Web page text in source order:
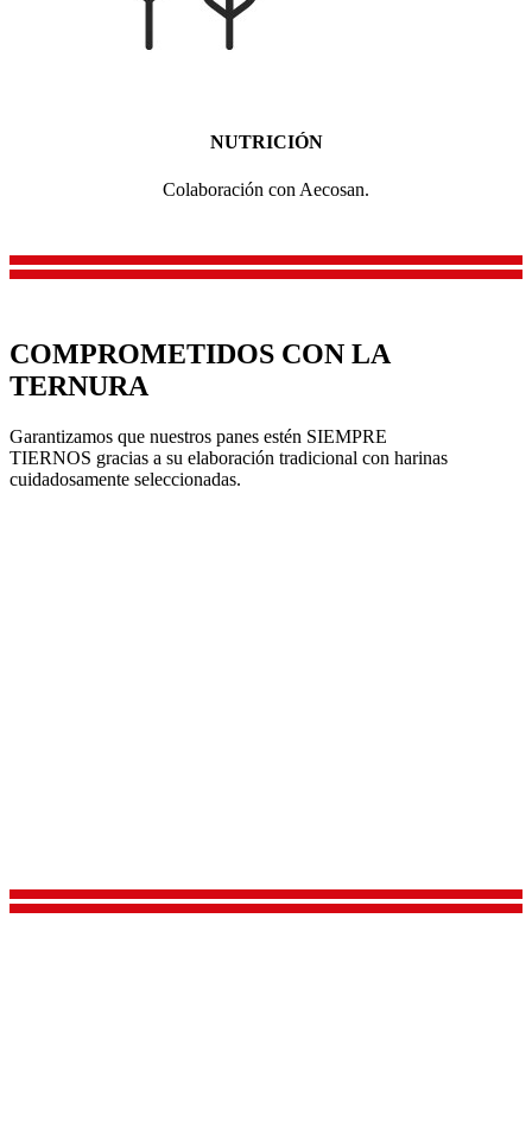
NUTRICIÓN
Colaboración con Aecosan.
COMPROMETIDOS CON LA
TERNURA
Garantizamos que nuestros panes estén SIEMPRE
TIERNOS gracias a su elaboración tradicional con harinas
cuidadosamente seleccionadas.